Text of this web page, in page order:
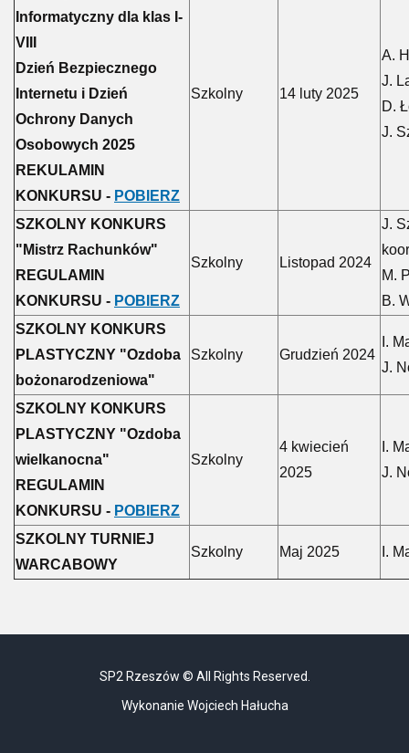
Informatyczny dla klas I-
VIII
Dzień Bezpiecznego
Internetu i Dzień
Ochrony Danych
Osobowych 2025
REKULAMIN
KONKURSU - POBIERZ
Szkolny 14 luty 2025
A.
J.
D.
J.
SZKOLNY KONKURS
"Mistrz Rachunków"
REGULAMIN
KONKURSU - POBIERZ
Szkolny Listopad 2024
J.
M.
B.
SZKOLNY KONKURS
PLASTYCZNY "Ozdoba
bożonarodzeniowa"
Szkolny Grudzień 2024
I.
J.
SZKOLNY KONKURS
PLASTYCZNY "Ozdoba
wielkanocna"
REGULAMIN
KONKURSU - POBIERZ
Szkolny
4 kwiecień
2025
I.
J.
SZKOLNY TURNIEJ
WARCABOWY
Szkolny Maj 2025 I.
SP2 Rzeszów © All Rights Reserved.
Wykonanie Wojciech Hałucha